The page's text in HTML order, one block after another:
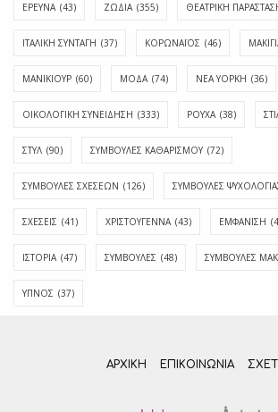
ΕΡΕΥΝΑ (43) ΖΩΔΙΑ (355) ΘΕΑΤΡΙΚΗ
ΙΤΑΛΙΚΗ ΣΥΝΤΑΓΗ (37) ΚΟΡΩΝΑΪΟΣ (46)
ΜΑΝΙΚΙΟΥΡ (60) ΜΟΔΑ (74) ΝΕΑ ΥΟΡΚΗ (36)
ΟΙΚΟΛΟΓΙΚΗ ΣΥΝΕΙΔΗΣΗ (333) ΡΟΥΧΑ (38)
ΣΤΥΛ (90) ΣΥΜΒΟΥΛΕΣ ΚΑΘΑΡΙΣΜΟΥ (72)
ΣΥΜΒΟΥΛΕΣ ΣΧΕΣΕΩΝ (126) ΣΥΜΒΟΥΛΕΣ
ΣΧΕΣΕΙΣ (41) ΧΡΙΣΤΟΥΓΕΝΝΑ (43) ΕΜΦΆΝΙΣΗ
ΙΣΤΟΡΊΑ (47) ΣΥΜΒΟΥΛΈΣ (48) ΣΥΜΒΟΥΛΈΣ
ΎΠΝΟΣ (37)
ΑΡΧΙΚΗ ΕΠΙΚΟΙΝΩΝΊΑ